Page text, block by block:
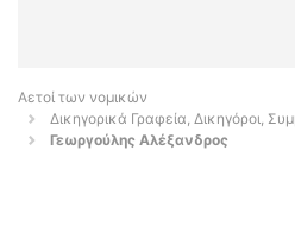
Αετοί των νομικών
Δικηγορικά Γραφεία, Δικηγόροι,
Γεωργούλης Αλέξανδρος